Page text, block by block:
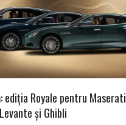
ediția Royale pentru Maserati
și Ghibli